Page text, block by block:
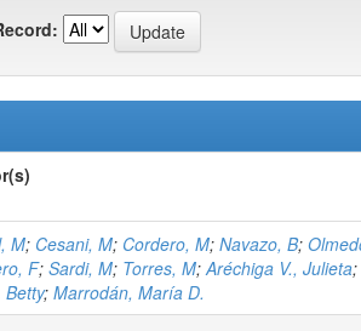
M; Cesani, M; Cordero, M; Navazo, B;
F; Sardi, M; Torres, M;Aréchiga V., Julieta;
Betty; Marrodán, María D.